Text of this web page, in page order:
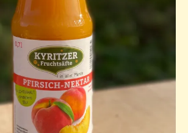
facebook Instagram